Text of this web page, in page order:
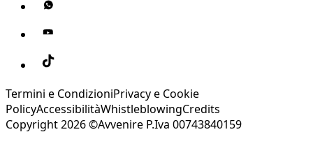
Termini e CondizioniPrivacy e Cookie
PolicyAccessibilitàWhistleblowingCredits
Copyright 2026 ©Avvenire P.Iva 00743840159